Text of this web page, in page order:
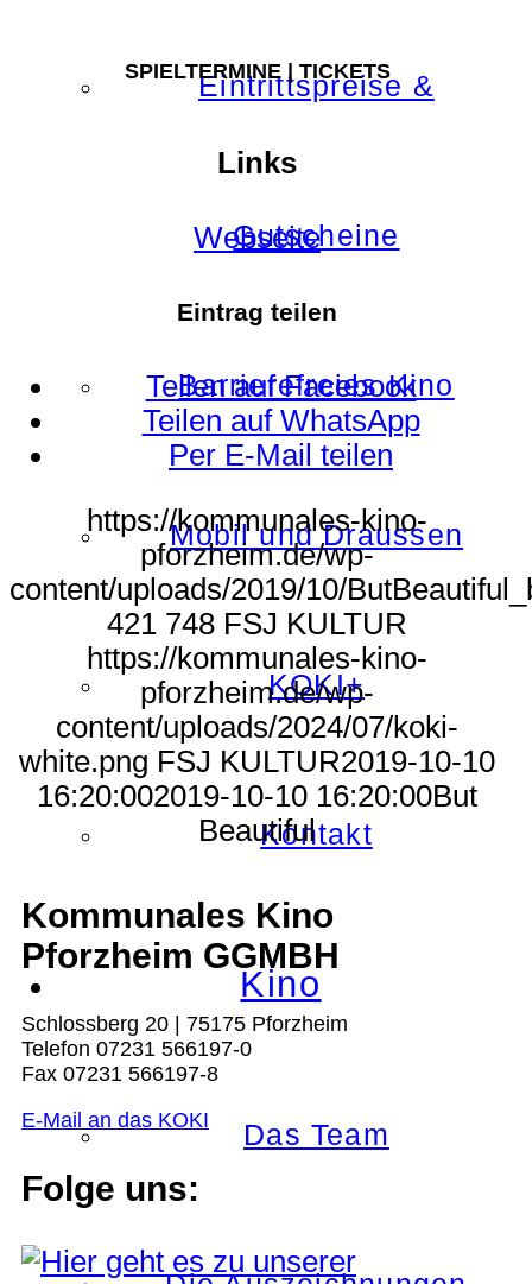
Eintrittspreise &
Gutscheine
Barrierefreies Kino
Mobil und Draussen
KOKI+
Kontakt
Kino
Das Team
SPIELTERMINE | TICKETS
Links
Webseite
Eintrag teilen
Teilen auf Facebook
Teilen auf WhatsApp
Per E-Mail teilen
https://kommunales-kino-
pforzheim.de/wp-
content/uploads/2019/10/
421 748 FSJ KULTUR
https://kommunales-kino-
pforzheim.de/wp-
content/uploads/2024/07/koki-
white.png FSJ KULTUR2019-10-10
16:20:002019-10-10 16:20:00But
Beautiful
Kommunales Kino
Pforzheim GGMBH
Schlossberg 20 | 75175 Pforzheim
Telefon 07231 566197-0
Fax 07231 566197-8
E-Mail an das KOKI
Folge uns: